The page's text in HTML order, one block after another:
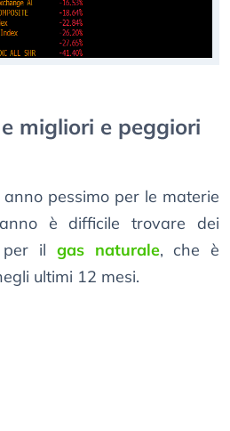
migliori e peggiori
pessimo per le materie
è difficile trovare dei
per il gas naturale, che è
ultimi 12 mesi.